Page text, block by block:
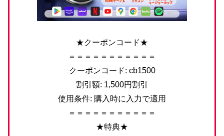
★クーポンコード★
＝＝＝＝＝＝＝＝＝＝＝
クーポンコード: cb1500
割引額: 1,500円割引
使用条件: 購入時に入力で適用
＝＝＝＝＝＝＝＝＝＝＝
★特典★